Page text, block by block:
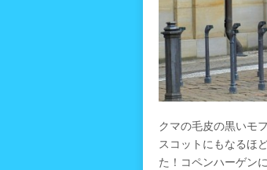
クマの毛皮の黒いモ
スコットにもなるほ
た！コペンハーゲン